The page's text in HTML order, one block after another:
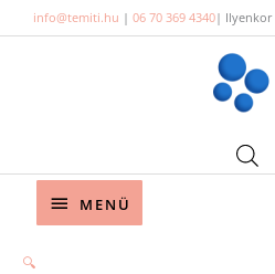
to
info@temiti.hu | 06 70 369 4340| Ilyenkor
Below
MENÜ
🔍